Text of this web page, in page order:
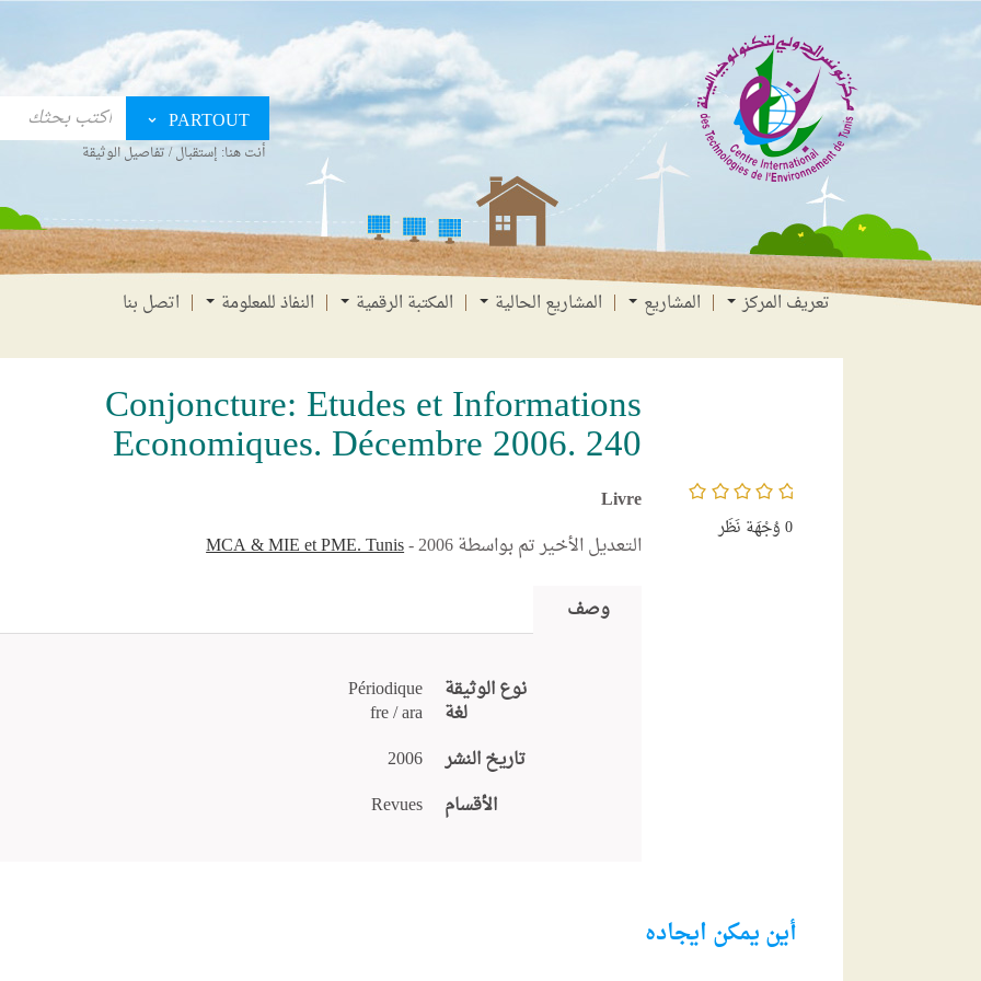
انتقل
القائمة
انتقال
المحتوى
الانتقال
البحث
PARTOUT
أنت هنا: إستقبال/تفاصيل الوثيقة
تعريف المركز المشاريع المشاريع الحالية المكتبة الرقمية النفاذ للمعلومة اتصل بنا
/5
0وُجْهَة نَظَر
Conjoncture: Etudes et Informations
Economiques. Décembre 2006. 240
Livre
التعديل الأخير تم بواسطة
MCA & MIE et PME. Tunis- 2006
وصف
نوع الوثيقة Périodique
لغة
fre / ara
تاريخ النشر
2006
الأقسام
Revues
أين يمكن ايجاده